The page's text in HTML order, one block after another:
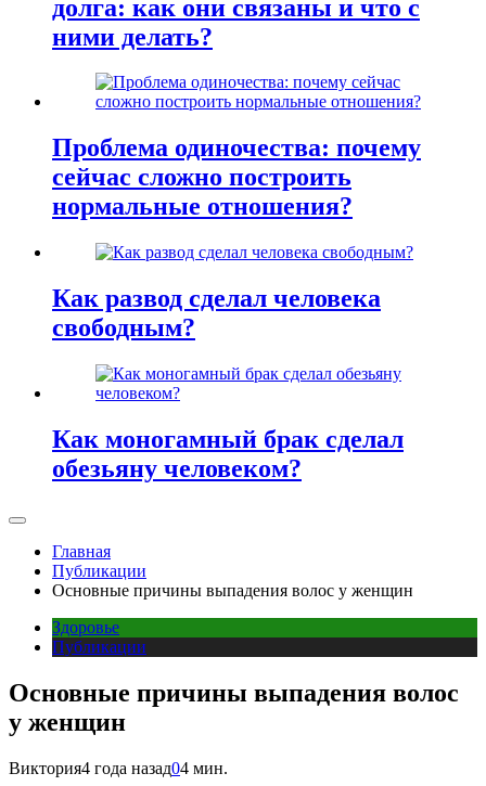
долга: как они связаны и что с
ними делать?
Проблема одиночества: почему
сейчас сложно построить
нормальные отношения?
Как развод сделал человека
свободным?
Как моногамный брак сделал
обезьяну человеком?
Главная
Публикации
Основные причины выпадения волос у женщин
Здоровье
Публикации
Основные причины выпадения волос
у женщин
Виктория4 года назад04 мин.